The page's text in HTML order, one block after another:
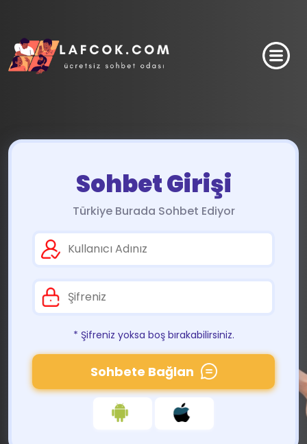
Sohbet Girişi
Türkiye Burada Sohbet Ediyor
* Şifreniz yoksa boş bırakabilirsiniz.
Sohbete Bağlan